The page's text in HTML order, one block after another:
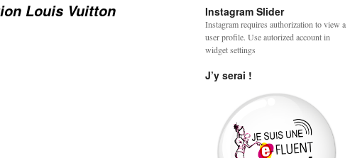
Louis Vuitton
Instagram Slider
Instagram requires authorization to view a
user profile. Use autorized account in
widget settings
J’y serai !